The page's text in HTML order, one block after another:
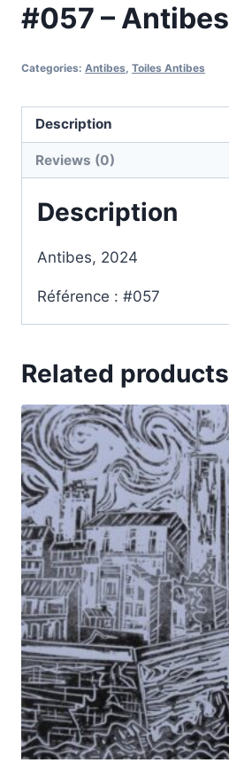
#057 –
Categories: Antibes Toiles Antibes
Description
Reviews (0)
Description
Antibes, 2024
Référence : #057
Related products